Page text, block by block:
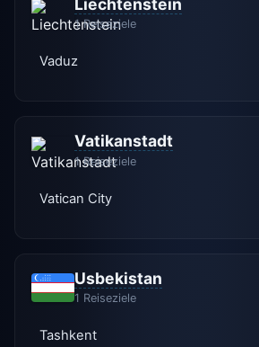
1 Reiseziele
Vaduz
Vatikanstadt
1 Reiseziele
Vatican City
Usbekistan
1 Reiseziele
Tashkent